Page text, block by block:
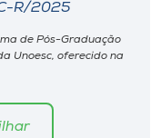
R/2025
de Pós-Graduação
Unoesc, oferecido na